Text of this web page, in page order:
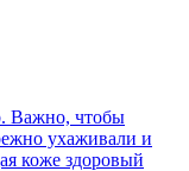
Важно, чтобы
ухаживали и
коже здоровый